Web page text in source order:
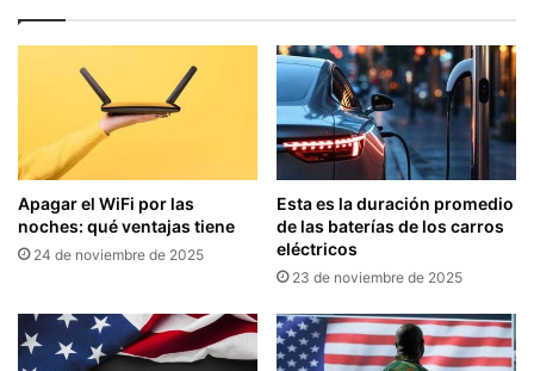
Apagar el WiFi por las
noches: qué ventajas tiene
24 de noviembre de 2025
Esta es la duración promedio
de las baterías de los carros
eléctricos
23 de noviembre de 2025